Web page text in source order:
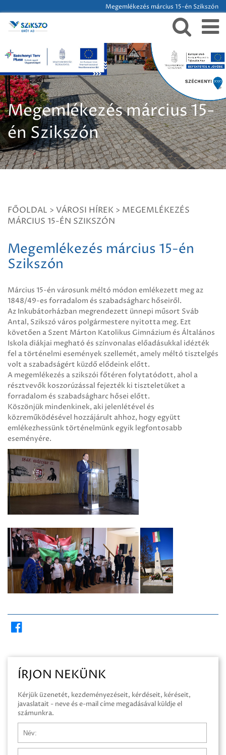
Megemlékezés március 15-én Szikszón
Megemlékezés március 15-
én Szikszón
FŐOLDAL > VÁROSI HÍREK > MEGEMLÉKEZÉS
MÁRCIUS 15-ÉN SZIKSZÓN
Megemlékezés március 15-én
Szikszón
Március 15-én városunk méltó módon emlékezett meg az
1848/49-es forradalom és szabadságharc hőseiről.
Az Inkubátorházban megrendezett ünnepi műsort Sváb
Antal, Szikszó város polgármestere nyitotta meg. Ezt
követően a Szent Márton Katolikus Gimnázium és Általános
Iskola diákjai megható és színvonalas előadásukkal idézték
fel a történelmi események szellemét, amely méltó tisztelgés
volt a szabadságért küzdő elődeink előtt.
A megemlékezés a szikszói főtéren folytatódott, ahol a
résztvevők koszorúzással fejezték ki tiszteletüket a
forradalom és szabadságharc hősei előtt.
Köszönjük mindenkinek, aki jelenlétével és
közreműködésével hozzájárult ahhoz, hogy együtt
emlékezhessünk történelmünk egyik legfontosabb
eseményére.
ÍRJON NEKÜNK
Kérjük üzenetét, kezdeményezéseit, kérdéseit, kéréseit,
javaslatait - neve és e-mail címe megadásával küldje el
számunkra.